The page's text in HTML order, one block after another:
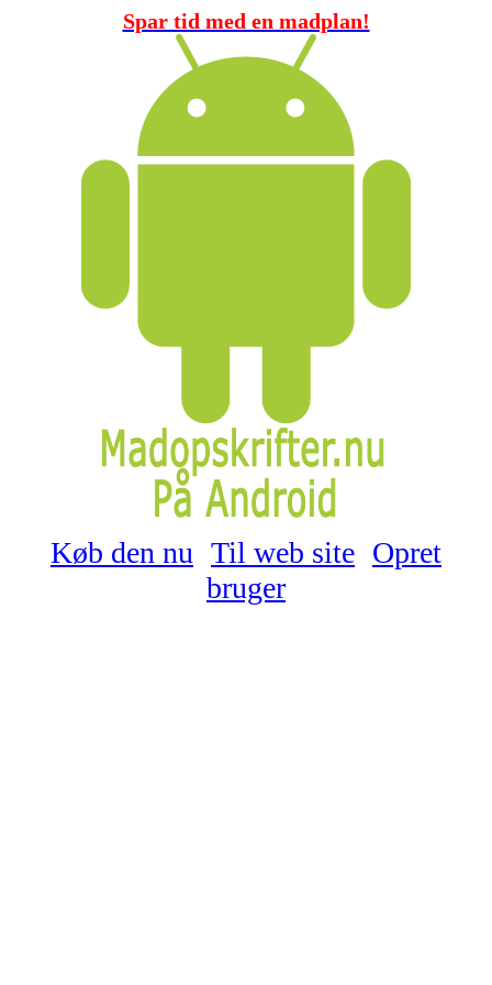
Spar tid med en madplan!
Køb den nu Til web site Opret
bruger